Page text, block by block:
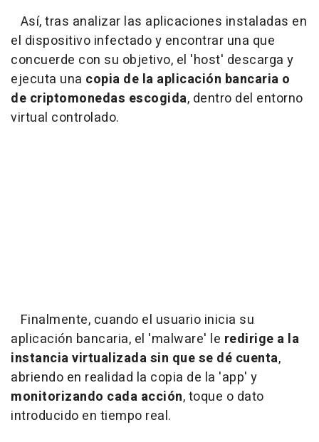
Así, tras analizar las aplicaciones instaladas en
el dispositivo infectado y encontrar una que
concuerde con su objetivo, el 'host' descarga y
ejecuta una copia de la aplicación bancaria o
de criptomonedas escogida, dentro del entorno
virtual controlado.
Finalmente, cuando el usuario inicia su
aplicación bancaria, el 'malware' le redirige a la
instancia virtualizada sin que se dé cuenta,
abriendo en realidad la copia de la 'app' y
monitorizando cada acción, toque o dato
introducido en tiempo real.